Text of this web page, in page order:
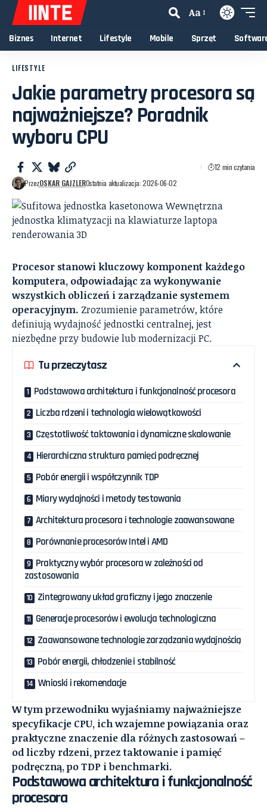
Aa
Biznes Internet Lifestyle Mobile Sprzęt
LIFESTYLE
Jakie parametry procesora są
najważniejsze? Poradnik
wyboru CPU
PrzezOSKAR GAJZLEROstatnia aktualizacja: 2026-06-02
12 min czytania
Procesor stanowi kluczowy komponent każdego
komputera, odpowiadając za wykonywanie
wszystkich obliczeń i zarządzanie systemem
operacyjnym. Zrozumienie parametrów, które
definiują wydajność jednostki centralnej, jest
niezbędne przy budowie lub modernizacji PC.
Tu przeczytasz
Podstawowa architektura i funkcjonalność procesora
Liczba rdzeni i technologia wielowątkowości
Częstotliwość taktowania i dynamiczne skalowanie
Hierarchiczna struktura pamięci podręcznej
Pobór energii i współczynnik TDP
Miary wydajności i metody testowania
Architektura procesora i technologie zaawansowane
Porównanie procesorów Intel i AMD
Praktyczny wybór procesora w zależności od
zastosowania
Zintegrowany układ graficzny i jego znaczenie
Generacje procesorów i ewolucja technologiczna
Zaawansowane technologie zarządzania wydajnością
Pobór energii, chłodzenie i stabilność
Wnioski i rekomendacje
W tym przewodniku wyjaśniamy najważniejsze
specyfikacje CPU, ich wzajemne powiązania oraz
praktyczne znaczenie dla różnych zastosowań –
od liczby rdzeni, przez taktowanie i pamięć
podręczną, po TDP i benchmarki.
Podstawowa architektura i funkcjonalność
procesora